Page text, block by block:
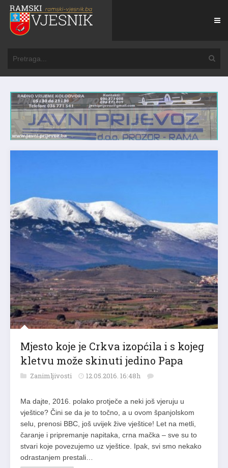
Mjesto koje je Crkva izopćila i s kojeg
kletvu može skinuti jedino Papa
Zanimljivosti 12.05.2016. 16:48h
Ma dajte, 2016. polako protječe a neki još vjeruju u
vještice? Čini se da je to točno, a u ovom španjolskom
selu, prenosi BBC, još uvijek žive vještice! Let na metli,
čaranje i pripremanje napitaka, crna mačka – sve su to
stvari koje povezujemo uz vještice. Ipak, svi smo nekako
odrastanjem prestali…